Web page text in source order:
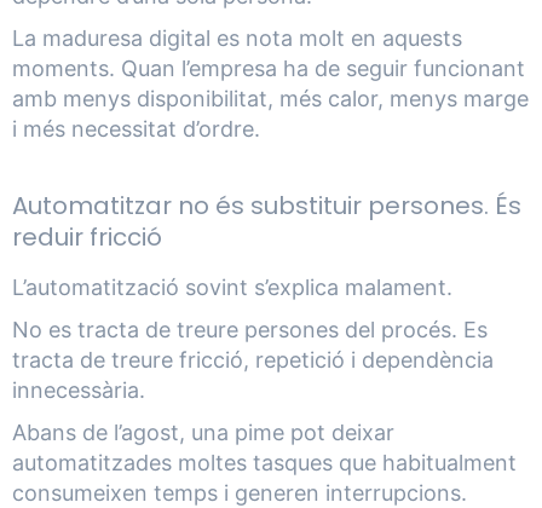
La maduresa digital es nota molt en aquests
moments. Quan l’empresa ha de seguir funcionant
amb menys disponibilitat, més calor, menys marge
i més necessitat d’ordre.
Automatitzar no és substituir persones. És
reduir fricció
L’automatització sovint s’explica malament.
No es tracta de treure persones del procés. Es
tracta de treure fricció, repetició i dependència
innecessària.
Abans de l’agost, una pime pot deixar
automatitzades moltes tasques que habitualment
consumeixen temps i generen interrupcions.